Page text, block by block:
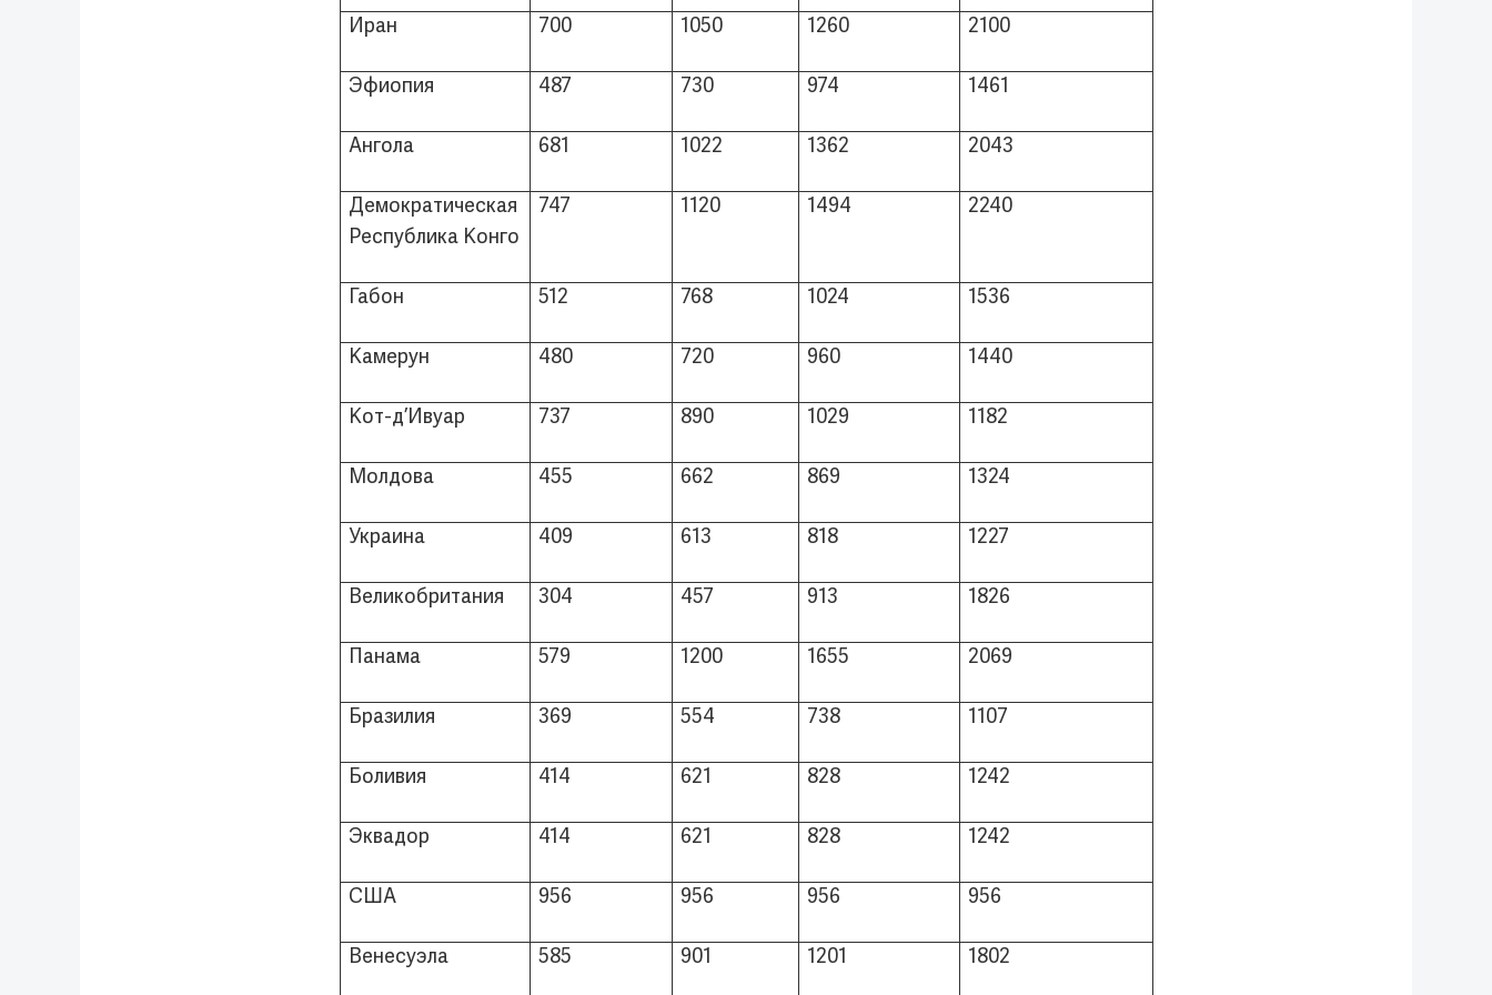
Иран 700 1050 1260 2100
Эфиопия 487 730 974 1461
Ангола 681 1022 1362 2043
Демократическая
Республика Конго
747 1120 1494 2240
Габон 512 768 1024 1536
Камерун 480 720 960 1440
Кот-д’Ивуар 737 890 1029 1182
Молдова 455 662 869 1324
Украина 409 613 818 1227
Великобритания 304 457 913 1826
Панама 579 1200 1655 2069
Бразилия 369 554 738 1107
Боливия 414 621 828 1242
Эквадор 414 621 828 1242
США 956 956 956 956
Венесуэла 585 901 1201 1802